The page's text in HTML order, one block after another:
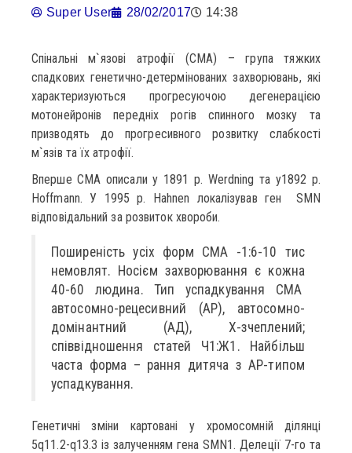
Super User 28/02/2017 14:38
Спінальні м`язові атрофії (СМА) – група тяжких
спадкових генетично-детермінованих захворювань, які
характеризуються прогресуючою дегенерацією
мотонейронів передніх рогів спинного мозку та
призводять до прогресивного розвитку слабкості
м`язів та їх атрофії.
Вперше СМА описали у 1891 р. Werdning та у1892 р.
Hoffmann. У 1995 р. Hahnen локалізував ген SMN
відповідальний за розвиток хвороби.
Поширеність усіх форм СМА -1:6-10 тис
немовлят. Носієм захворювання є кожна
40-60 людина. Тип успадкування СМА
автосомно-рецесивний (АР), автосомно-
домінантний (АД), Х-зчеплений;
співвідношення статей Ч1:Ж1. Найбільш
часта форма – рання дитяча з АР-типом
успадкування.
Генетичні зміни картовані у хромосомній ділянці
5q11.2-q13.3 із залученням гена SMN1. Делеції 7-го та